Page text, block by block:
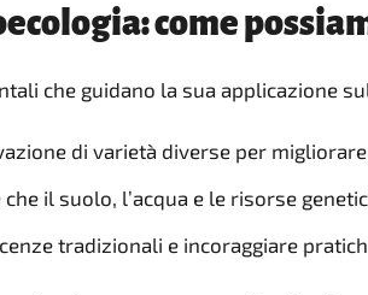
come
che guidano la sua applicazione
di varietà diverse per
che il suolo, l’acqua e le risorse
tradizionali e incoraggiare